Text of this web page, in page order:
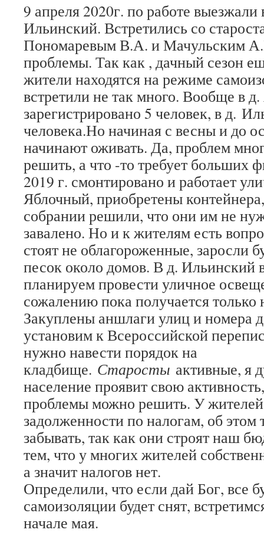
9 апреля 2020г. по работе
Ильинский. Встретились со
Пономаревым В.А. и Мачульским
проблемы. Так как , дачный сезон
жители находятся на режиме
встретили не так много. Вообще в
зарегистрировано 5 человек, в д.
человека.Но начиная с весны и до
начинают оживать. Да, проблем
решить, а что -то требует больших
2019 г. смонтировано и работает
Яблочный, приобретены
собрании решили, что они им не
завалено. Но и к жителям есть
стоят не облагороженные, заросли
песок около домов. В д. Ильинский
планируем провести уличное
сожалению пока получается только
Закуплены аншлаги улиц и номера
установим к Всероссийской
нужно навести порядок на
кладбище. Старосты активные, я
население проявит свою
проблемы можно решить. У
задолженности по налогам, об этом
забывать, так как они строят наш
тем, что у многих жителей
а значит налогов нет.
Определили, что если дай Бог, все
самоизоляции будет снят,
начале мая.